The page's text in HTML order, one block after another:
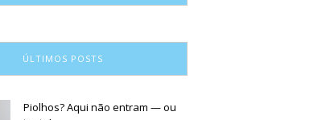
ÚLTIMOS POSTS
Piolhos? Aqui não entram — ou